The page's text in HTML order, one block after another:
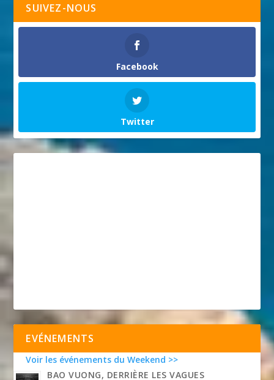
SUIVEZ-NOUS
Facebook
Twitter
EVÉNEMENTS
Voir les événements du Weekend >>
BAO VUONG, DERRIÈRE LES VAGUES